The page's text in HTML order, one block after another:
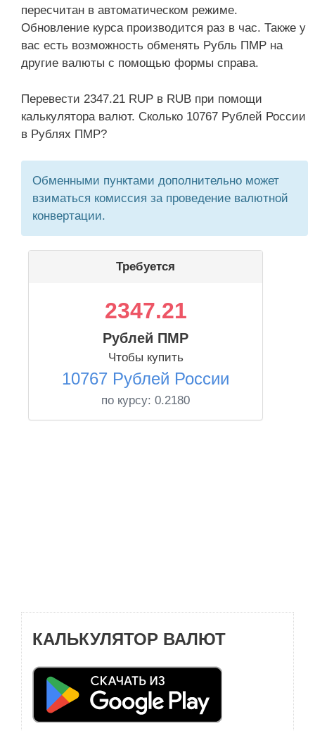
пересчитан в автоматическом режиме.
Обновление курса производится раз в час. Также у
вас есть возможность обменять Рубль ПМР на
другие валюты с помощью формы справа.
Перевести 2347.21 RUP в RUB при помощи
калькулятора валют. Сколько 10767 Рублей России
в Рублях ПМР?
Обменными пунктами дополнительно может
взиматься комиссия за проведение валютной
конвертации.
Требуется
2347.21
Рублей ПМР
Чтобы купить
10767 Рублей России
по курсу: 0.2180
КАЛЬКУЛЯТОР ВАЛЮТ